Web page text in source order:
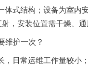
式结构；设备为室内
安装位置需干燥、通
维护一次？
日常运维工作量较小